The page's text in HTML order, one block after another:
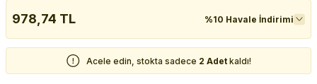
978,74 TL %10 Havale İndirimi
Acele edin, stokta sadece 2 Adet kaldı!